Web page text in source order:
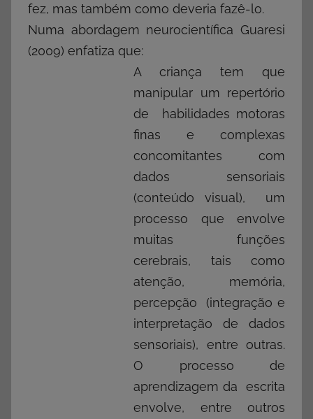
fez, mas também como deveria fazê-lo.
Numa abordagem neurocientífica Guaresi
(2009) enfatiza que:
A criança tem que
manipular um repertório
de habilidades motoras
finas e complexas
concomitantes com
dados sensoriais
(conteúdo visual), um
processo que envolve
muitas funções
cerebrais, tais como
atenção, memória,
percepção (integração e
interpretação de dados
sensoriais), entre outras.
O processo de
aprendizagem da escrita
envolve, entre outros